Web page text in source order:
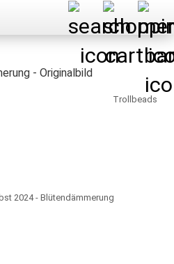
- Originalbild
Trollbeads